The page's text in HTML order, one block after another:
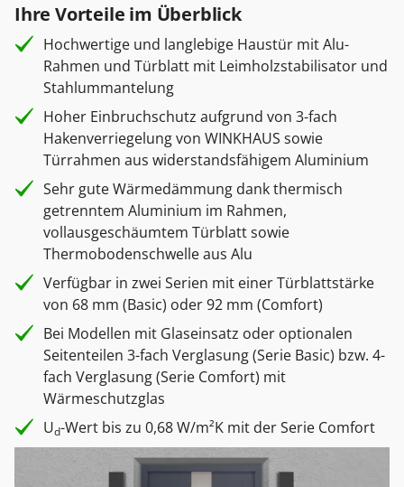
Ihre Vorteile im Überblick
Hochwertige und langlebige Haustür mit Alu-
Rahmen und Türblatt mit Leimholzstabilisator und
Stahlummantelung
Hoher Einbruchschutz aufgrund von 3-fach
Hakenverriegelung von WINKHAUS sowie
Türrahmen aus widerstandsfähigem Aluminium
Sehr gute Wärmedämmung dank thermisch
getrenntem Aluminium im Rahmen,
vollausgeschäumtem Türblatt sowie
Thermobodenschwelle aus Alu
Verfügbar in zwei Serien mit einer Türblattstärke
von 68 mm (Basic) oder 92 mm (Comfort)
Bei Modellen mit Glaseinsatz oder optionalen
Seitenteilen 3-fach Verglasung (Serie Basic) bzw. 4-
fach Verglasung (Serie Comfort) mit
Wärmeschutzglas
Ud-Wert bis zu 0,68 W/m²K mit der Serie Comfort